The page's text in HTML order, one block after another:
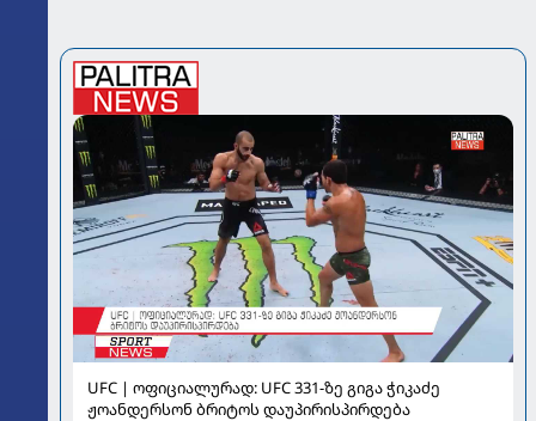
UFC | ოფიციალურად: UFC 331-ზე გიგა ჭიკაძე
ჟოანდერსონ ბრიტოს დაუპირისპირდება